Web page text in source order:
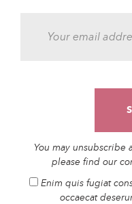
You may unsubscribe
please find our
Enim quis fugiat
occaecat